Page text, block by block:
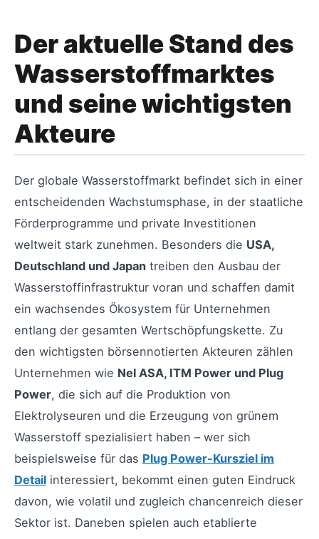
Der aktuelle Stand des
Wasserstoffmarktes
und seine wichtigsten
Akteure
Der globale Wasserstoffmarkt befindet sich in einer
entscheidenden Wachstumsphase, in der staatliche
Förderprogramme und private Investitionen
weltweit stark zunehmen. Besonders die USA,
Deutschland und Japan treiben den Ausbau der
Wasserstoffinfrastruktur voran und schaffen damit
ein wachsendes Ökosystem für Unternehmen
entlang der gesamten Wertschöpfungskette. Zu
den wichtigsten börsennotierten Akteuren zählen
Unternehmen wie Nel ASA, ITM Power und Plug
Power, die sich auf die Produktion von
Elektrolyseuren und die Erzeugung von grünem
Wasserstoff spezialisiert haben – wer sich
beispielsweise für das Plug Power-Kursziel im
Detail interessiert, bekommt einen guten Eindruck
davon, wie volatil und zugleich chancenreich dieser
Sektor ist. Daneben spielen auch etablierte